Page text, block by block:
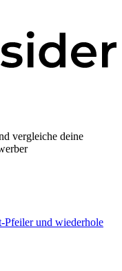
vergleiche deine
Pfeiler und wiederhole